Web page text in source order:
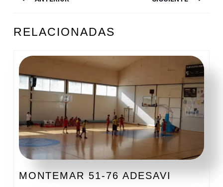
DE
anterior:
entrada:
RELACIONADAS
MONTEMAR 51-76 ADESAVI